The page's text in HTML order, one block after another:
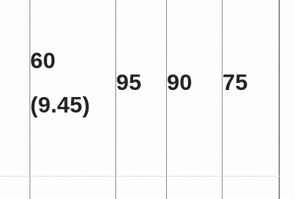
60
(9.45)
95 90 75